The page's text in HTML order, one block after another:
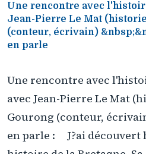
Une rencontre avec
Jean-Pierre Le Mat
(conteur, écrivain)
en parle
Une rencontre avec
avec Jean-Pierre Le Mat
Gourong (conteur,
en parle : J?ai découvert